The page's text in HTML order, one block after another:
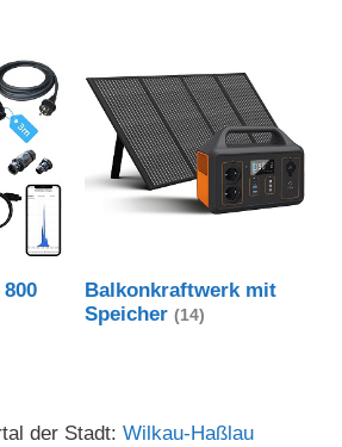
Balkonkraftwerk mit
Speicher (14)
der Stadt: Wilkau-Haßlau